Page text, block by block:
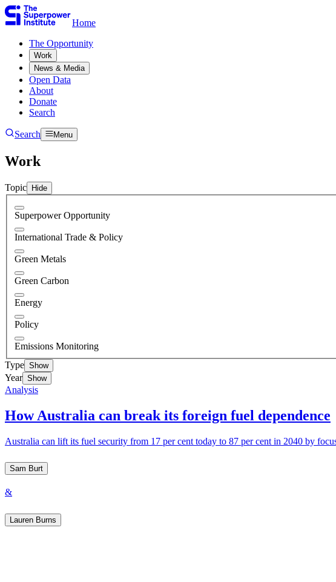
Home
The Opportunity​​​​‌ ‍ ​‍​‍‌‍ ‌ ​‍‌‍‍‌‌‍‌ ‌‍‍‌‌‍ ‍​‍​‍​ ‍‍​‍​‍‌ ​ ‌‍​‌‌‍ ‍‌‍‍‌‌ ‌​‌ ‍‌​‍ ‍‌‍‍‌‌‍ ​‍​‍​‍ ​​‍​‍‌‍‍​‌ ​‍‌‍‌‌‌‍‌‍​‍​‍​ ‍‍​‍​‍‌‍‍​‌ ‌​‌ ‌​‌ ​​​ ‍‍​‍ ​‍ ‌‍ ​‌‍ ‌‍​ ‌‍​‌‌‍ ​‌‍‍​‌‍ ‌ ​ ‌ ‌​​ ‍‍​ ​ ​ ​ ​ ​ ​ ​ ​‍ ‌‍‍‌‌‍ ‍‌ ‌​‌‍‌‌‌‍ ‍‌ ‌​​‍ ‌‍‌‌‌‍‌​‌‍‍‌‌ ‌​​‍ ‌‍ ‌‌‍ ‌‍‌​‌‍‌‌​ ‌‌ ​​‌ ​‍‌‍‌‌‌ ​ ‌‍‌‌‌‍ ‍‌ ‌​‌‍​‌‌ ‌​‌‍‍‌‌‍ ‌‍ ‍​ ‍ ‌‍‍‌‌‍‌​​ ‌​ ​‍​ ‌‍​ ‌‌​ ‌‍​ ​​‌‍‌‌​ ‍​​ ​​​‍ ‌​ ‌ ​ ‌​​ ‌‍​ ‌‌​‍ ‌​ ‌​​ ‍​​ ​ ​ ‍‌​‍ ‌​ ‍​​ ‌‍​ ​‍​ ‍‌​‍ ‌​ ‌‌​ ‌‌​ ‌ ​ ​‍‌‍‌‍​ ‍​​ ​‍​ ‍‌​ ‌‌​ ‍​​ ​​‌‍‌‌​ ‍ ‌ ‌​‌ ‍‌‌ ​​‌‍‌‌​ ‌‌ ​ ‌‍‌‌‌ ‌​‌ ‌​‌‍‍‌‌‍ ‍‌‍‌ ‌ ​ ​ ‍ ‌ ​​‌‍​‌‌ ‌​‌‍‍​​ ‌‌ ​ ‌‍‍‌‌ ‌​‌‍‌‌‌​ ‍‌‍​‌‌ ‌‍‌​‍‌‌ ‌​‌‍‌‌‌‍ ‌‌ ​ ​‍‌‌​ ‌‌‌​​‍‌‌ ‌‍‍ ‌‍‌‌‌ ‍‌​‍‌‌​ ​ ‌​‌​​‍‌‌​ ​ ‌​‌​​‍‌‌​ ​‍​ ​‍‌‍‌‌‌‍​‍‌‍‌‌‌‍​ ‌‍​‍‌‍​‌​ ​​​ ​​​ ​​​ ‌​​ ​​‌‍​ ​‍‌‌​ ​‍​ ​‍​‍‌‌​ ‌‌‌​‌​​‍ ‍‌‍ ​‌‍​‌‌‍​‍‌‍‌‌‌‍ ​​ ‌‍​‍‌‍​‌‌ ​ ‌‍‌‌‌‌‌‌‌ ​‍‌‍ ​​ ‌‌‍‍​‌ ‌​‌ ‌​‌ ​​​‍‌‌​ ​ ‌​​‌​‍‌‌​ ​‍‌​‌‍​‍‌‌​ ​‍‌​‌‍‌‍ ​‌‍ ‌‍​ ‌‍​‌‌‍ ​‌‍‍​‌‍ ‌ ​ ‌ ‌​​‍‌‌​ ​ ‌​​‌​ ​ ​ ​ ​ ​ ​ ​ ​‍‌‍‌‍‍‌‌‍‌​​ ‌​ ​‍​ ‌‍​ ‌‌​ ‌‍​ ​​‌‍‌‌​ ‍​​ ​​​‍ ‌​ ‌ ​ ‌​​ ‌‍​ ‌‌​‍ ‌​ ‌​​ ‍​​ ​ ​ ‍‌​‍ ‌​ ‍​​ ‌‍​ ​‍​ ‍‌​‍ ‌​ ‌‌​ ‌‌​ ‌ ​ ​‍‌‍‌‍​ ‍​​ ​‍​ ‍‌​ ‌‌​ ‍​​ ​​‌‍‌‌​‍‌‍‌ ‌​‌ ‍‌‌ ​​‌‍‌‌​ ‌‌ ​ ‌‍‌‌‌ ‌​‌ ‌​‌‍‍‌‌‍ ‍‌‍‌ ‌ ​ ​‍‌‍‌ ​​‌‍​‌‌ ‌​‌‍‍​​ ‌‌ ​ ‌‍‍‌‌ ‌​‌‍‌‌‌​ ‍‌‍​‌‌ ‌‍‌​‍‌‌ ‌​‌‍‌‌‌‍ ‌‌ ​ ​‍‌‌​ ‌‌‌​​‍‌‌ ‌‍‍ ‌‍‌‌‌ ‍‌​‍‌‌​ ​ ‌​‌​​‍‌‌​ ​ ‌​‌​​‍‌‌​ ​‍​ ​‍‌‍‌‌‌‍​‍‌‍‌‌‌‍​ ‌‍​‍‌‍​‌​ ​​​ ​​​ ​​​ ‌​​ ​​‌‍​ ​‍‌‌​ ​‍​ ​‍​‍‌‌​ ‌‌‌​‌​​‍ ‍‌‍ ​‌‍​‌‌‍​‍‌‍‌‌‌‍ ​​‍‌‍‌ ​​‌‍‌‌‌ ​‍‌ ​ ‌ ​​‌‍‌‌‌‍​ ‌ ‌​‌‍‍‌‌ ‌‍‌‍‌‌​ ‌‌ ​​‌ ‌‌‌‍​‍‌‍ ​‌‍‍‌‌ ​ ‌‍‍​‌‍‌‌‌‍‌​​‍​‍‌ ‌
Work​​​​‌ ‍ ​‍​‍‌‍ ‌ ​‍‌‍‍‌‌‍‌ ‌‍‍‌‌‍ ‍​‍​‍​ ‍‍​‍​‍‌ ​ ‌‍​‌‌‍ ‍‌‍‍‌‌ ‌​‌ ‍‌​‍ ‍‌‍‍‌‌‍ ​‍​‍​‍ ​​‍​‍‌‍‍​‌ ​‍‌‍‌‌‌‍‌‍​‍​‍​ ‍‍​‍​‍‌‍‍​‌ ‌​‌ ‌​‌ ​​​ ‍‍​‍ ​‍ ‌‍ ​‌‍ ‌‍​ ‌‍​‌‌‍ ​‌‍‍​‌‍ ‌ ​ ‌ ‌​​ ‍‍​ ​ ​ ​ ​ ​ ​ ​ ​‍ ‌‍‍‌‌‍ ‍‌ ‌​‌‍‌‌‌‍ ‍‌ ‌​​‍ ‌‍‌‌‌‍‌​‌‍‍‌‌ ‌​​‍ ‌‍ ‌‌‍ ‌‍‌​‌‍‌‌​ ‌‌ ​​‌ ​‍‌‍‌‌‌ ​ ‌‍‌‌‌‍ ‍‌ ‌​‌‍​‌‌ ‌​‌‍‍‌‌‍ ‌‍ ‍​ ‍ ‌‍‍‌‌‍‌​​ ‌​ ​‍​ ‌‍​ ‌‌​ ‌‍​ ​​‌‍‌‌​ ‍​​ ​​​‍ ‌​ ‌ ​ ‌​​ ‌‍​ ‌‌​‍ ‌​ ‌​​ ‍​​ ​ ​ ‍‌​‍ ‌​ ‍​​ ‌‍​ ​‍​ ‍‌​‍ ‌​ ‌‌​ ‌‌​ ‌ ​ ​‍‌‍‌‍​ ‍​​ ​‍​ ‍‌​ ‌‌​ ‍​​ ​​‌‍‌‌​ ‍ ‌ ‌​‌ ‍‌‌ ​​‌‍‌‌​ ‌‌ ​ ‌‍‌‌‌ ‌​‌ ‌​‌‍‍‌‌‍ ‍‌‍‌ ‌ ​ ​ ‍ ‌ ​​‌‍​‌‌ ‌​‌‍‍​​ ‌‌ ​ ‌‍‍‌‌ ‌​‌‍‌‌‌​ ‍‌‍​‌‌ ‌‍‌​‍‌‌ ‌​‌‍‌‌‌‍ ‌‌ ​ ​‍‌‌​ ‌‌‌​​‍‌‌ ‌‍‍ ‌‍‌‌‌ ‍‌​‍‌‌​ ​ ‌​‌​​‍‌‌​ ​ ‌​‌​​‍‌‌​ ​‍​ ​‍​ ‌‌​ ​​‌‍‌‍‌‍​‌‌‍‌​​ ‌‌​ ‌ ‌‍‌‍​ ‌ ‌‍​‌‌‍‌‌​ ​‍​ ‌ ​ ‌​‌‍‌‌​ ‍‌‌‍​ ​ ​​‌‍‌​​ ‍‌​ ​ ​ ‌‌​ ‌‌​ ​‍​ ‌ ​ ‌ ​ ‌‌‌‍‌​‌‍​‌​ ‍‌​ ​​​ ‌ ​‍‌‌​ ​‍​ ​‍​‍‌‌​ ‌‌‌​‌​​‍ ‍‌‍ ​‌‍​‌‌‍​‍‌‍‌‌‌‍ ​​ ‌‍​‍‌‍​‌‌ ​ ‌‍‌‌‌‌‌‌‌ ​‍‌‍ ​​ ‌‌‍‍​‌ ‌​‌ ‌​‌ ​​​‍‌‌​ ​ ‌​​‌​‍‌‌​ ​‍‌​‌‍​‍‌‌​ ​‍‌​‌‍‌‍ ​‌‍ ‌‍​ ‌‍​‌‌‍ ​‌‍‍​‌‍ ‌ ​ ‌ ‌​​‍‌‌​ ​ ‌​​‌​ ​ ​ ​ ​ ​ ​ ​ ​‍‌‍‌‍‍‌‌‍‌​​ ‌​ ​‍​ ‌‍​ ‌‌​ ‌‍​ ​​‌‍‌‌​ ‍​​ ​​​‍ ‌​ ‌ ​ ‌​​ ‌‍​ ‌‌​‍ ‌​ ‌​​ ‍​​ ​ ​ ‍‌​‍ ‌​ ‍​​ ‌‍​ ​‍​ ‍‌​‍ ‌​ ‌‌​ ‌‌​ ‌ ​ ​‍‌‍‌‍​ ‍​​ ​‍​ ‍‌​ ‌‌​ ‍​​ ​​‌‍‌‌​‍‌‍‌ ‌​‌ ‍‌‌ ​​‌‍‌‌​ ‌‌ ​ ‌‍‌‌‌ ‌​‌ ‌​‌‍‍‌‌‍ ‍‌‍‌ ‌ ​ ​‍‌‍‌ ​​‌‍​‌‌ ‌​‌‍‍​​ ‌‌ ​ ‌‍‍‌‌ ‌​‌‍‌‌‌​ ‍‌‍​‌‌ ‌‍‌​‍‌‌ ‌​‌‍‌‌‌‍ ‌‌ ​ ​‍‌‌​ ‌‌‌​​‍‌‌ ‌‍‍ ‌‍‌‌‌ ‍‌​‍‌‌​ ​ ‌​‌​​‍‌‌​ ​ ‌​‌​​‍‌‌​ ​‍​ ​‍​ ‌‌​ ​​‌‍‌‍‌‍​‌‌‍‌​​ ‌‌​ ‌ ‌‍‌‍​ ‌ ‌‍​‌‌‍‌‌​ ​‍​ ‌ ​ ‌​‌‍‌‌​ ‍‌‌‍​ ​ ​​‌‍‌​​ ‍‌​ ​ ​ ‌‌​ ‌‌​ ​‍​ ‌ ​ ‌ ​ ‌‌‌‍‌​‌‍​‌​ ‍‌​ ​​​ ‌ ​‍‌‌​ ​‍​ ​‍​‍‌‌​ ‌‌‌​‌​​‍ ‍‌‍ ​‌‍​‌‌‍​‍‌‍‌‌‌‍ ​​‍‌‍‌ ​​‌‍‌‌‌ ​‍‌ ​ ‌ ​​‌‍‌‌‌‍​ ‌ ‌​‌‍‍‌‌ ‌‍‌‍‌‌​ ‌‌ ​​‌ ‌‌‌‍​‍‌‍ ​‌‍‍‌‌ ​ ‌‍‍​‌‍‌‌‌‍‌​​‍​‍‌ ‌
News & Media​​​​‌ ‍ ​‍​‍‌‍ ‌ ​‍‌‍‍‌‌‍‌ ‌‍‍‌‌‍ ‍​‍​‍​ ‍‍​‍​‍‌ ​ ‌‍​‌‌‍ ‍‌‍‍‌‌ ‌​‌ ‍‌​‍ ‍‌‍‍‌‌‍ ​‍​‍​‍ ​​‍​‍‌‍‍​‌ ​‍‌‍‌‌‌‍‌‍​‍​‍​ ‍‍​‍​‍‌‍‍​‌ ‌​‌ ‌​‌ ​​​ ‍‍​‍ ​‍ ‌‍ ​‌‍ ‌‍​ ‌‍​‌‌‍ ​‌‍‍​‌‍ ‌ ​ ‌ ‌​​ ‍‍​ ​ ​ ​ ​ ​ ​ ​ ​‍ ‌‍‍‌‌‍ ‍‌ ‌​‌‍‌‌‌‍ ‍‌ ‌​​‍ ‌‍‌‌‌‍‌​‌‍‍‌‌ ‌​​‍ ‌‍ ‌‌‍ ‌‍‌​‌‍‌‌​ ‌‌ ​​‌ ​‍‌‍‌‌‌ ​ ‌‍‌‌‌‍ ‍‌ ‌​‌‍​‌‌ ‌​‌‍‍‌‌‍ ‌‍ ‍​ ‍ ‌‍‍‌‌‍‌​​ ‌​ ​‍​ ‌‍​ ‌‌​ ‌‍​ ​​‌‍‌‌​ ‍​​ ​​​‍ ‌​ ‌ ​ ‌​​ ‌‍​ ‌‌​‍ ‌​ ‌​​ ‍​​ ​ ​ ‍‌​‍ ‌​ ‍​​ ‌‍​ ​‍​ ‍‌​‍ ‌​ ‌‌​ ‌‌​ ‌ ​ ​‍‌‍‌‍​ ‍​​ ​‍​ ‍‌​ ‌‌​ ‍​​ ​​‌‍‌‌​ ‍ ‌ ‌​‌ ‍‌‌ ​​‌‍‌‌​ ‌‌ ​ ‌‍‌‌‌ ‌​‌ ‌​‌‍‍‌‌‍ ‍‌‍‌ ‌ ​ ​ ‍ ‌ ​​‌‍​‌‌ ‌​‌‍‍​​ ‌‌ ​ ‌‍‍‌‌ ‌​‌‍‌‌‌​ ‍‌‍​‌‌ ‌‍‌​‍‌‌ ‌​‌‍‌‌‌‍ ‌‌ ​ ​‍‌‌​ ‌‌‌​​‍‌‌ ‌‍‍ ‌‍‌‌‌ ‍‌​‍‌‌​ ​ ‌​‌​​‍‌‌​ ​ ‌​‌​​‍‌‌​ ​‍​ ​‍​ ​​​ ​ ​ ‌‌​ ‍‌​ ‌‍‌‍‌‌‌‍‌​‌‍‌‌​ ‍​​ ​​​ ‌ ​ ‌‌​‍‌‌​ ​‍​ ​‍​‍‌‌​ ‌‌‌​‌​​‍ ‍‌‍ ​‌‍​‌‌‍​‍‌‍‌‌‌‍ ​​ ‌‍​‍‌‍​‌‌ ​ ‌‍‌‌‌‌‌‌‌ ​‍‌‍ ​​ ‌‌‍‍​‌ ‌​‌ ‌​‌ ​​​‍‌‌​ ​ ‌​​‌​‍‌‌​ ​‍‌​‌‍​‍‌‌​ ​‍‌​‌‍‌‍ ​‌‍ ‌‍​ ‌‍​‌‌‍ ​‌‍‍​‌‍ ‌ ​ ‌ ‌​​‍‌‌​ ​ ‌​​‌​ ​ ​ ​ ​ ​ ​ ​ ​‍‌‍‌‍‍‌‌‍‌​​ ‌​ ​‍​ ‌‍​ ‌‌​ ‌‍​ ​​‌‍‌‌​ ‍​​ ​​​‍ ‌​ ‌ ​ ‌​​ ‌‍​ ‌‌​‍ ‌​ ‌​​ ‍​​ ​ ​ ‍‌​‍ ‌​ ‍​​ ‌‍​ ​‍​ ‍‌​‍ ‌​ ‌‌​ ‌‌​ ‌ ​ ​‍‌‍‌‍​ ‍​​ ​‍​ ‍‌​ ‌‌​ ‍​​ ​​‌‍‌‌​‍‌‍‌ ‌​‌ ‍‌‌ ​​‌‍‌‌​ ‌‌ ​ ‌‍‌‌‌ ‌​‌ ‌​‌‍‍‌‌‍ ‍‌‍‌ ‌ ​ ​‍‌‍‌ ​​‌‍​‌‌ ‌​‌‍‍​​ ‌‌ ​ ‌‍‍‌‌ ‌​‌‍‌‌‌​ ‍‌‍​‌‌ ‌‍‌​‍‌‌ ‌​‌‍‌‌‌‍ ‌‌ ​ ​‍‌‌​ ‌‌‌​​‍‌‌ ‌‍‍ ‌‍‌‌‌ ‍‌​‍‌‌​ ​ ‌​‌​​‍‌‌​ ​ ‌​‌​​‍‌‌​ ​‍​ ​‍​ ​​​ ​ ​ ‌‌​ ‍‌​ ‌‍‌‍‌‌‌‍‌​‌‍‌‌​ ‍​​ ​​​ ‌ ​ ‌‌​‍‌‌​ ​‍​ ​‍​‍‌‌​ ‌‌‌​‌​​‍ ‍‌‍ ​‌‍​‌‌‍​‍‌‍‌‌‌‍ ​​‍‌‍‌ ​​‌‍‌‌‌ ​‍‌ ​ ‌ ​​‌‍‌‌‌‍​ ‌ ‌​‌‍‍‌‌ ‌‍‌‍‌‌​ ‌‌ ​​‌ ‌‌‌‍​‍‌‍ ​‌‍‍‌‌ ​ ‌‍‍​‌‍‌‌‌‍‌​​‍​‍‌ ‌
Open Data​​​​‌ ‍ ​‍​‍‌‍ ‌ ​‍‌‍‍‌‌‍‌ ‌‍‍‌‌‍ ‍​‍​‍​ ‍‍​‍​‍‌ ​ ‌‍​‌‌‍ ‍‌‍‍‌‌ ‌​‌ ‍‌​‍ ‍‌‍‍‌‌‍ ​‍​‍​‍ ​​‍​‍‌‍‍​‌ ​‍‌‍‌‌‌‍‌‍​‍​‍​ ‍‍​‍​‍‌‍‍​‌ ‌​‌ ‌​‌ ​​​ ‍‍​‍ ​‍ ‌‍ ​‌‍ ‌‍​ ‌‍​‌‌‍ ​‌‍‍​‌‍ ‌ ​ ‌ ‌​​ ‍‍​ ​ ​ ​ ​ ​ ​ ​ ​‍ ‌‍‍‌‌‍ ‍‌ ‌​‌‍‌‌‌‍ ‍‌ ‌​​‍ ‌‍‌‌‌‍‌​‌‍‍‌‌ ‌​​‍ ‌‍ ‌‌‍ ‌‍‌​‌‍‌‌​ ‌‌ ​​‌ ​‍‌‍‌‌‌ ​ ‌‍‌‌‌‍ ‍‌ ‌​‌‍​‌‌ ‌​‌‍‍‌‌‍ ‌‍ ‍​ ‍ ‌‍‍‌‌‍‌​​ ‌​ ​‍​ ‌‍​ ‌‌​ ‌‍​ ​​‌‍‌‌​ ‍​​ ​​​‍ ‌​ ‌ ​ ‌​​ ‌‍​ ‌‌​‍ ‌​ ‌​​ ‍​​ ​ ​ ‍‌​‍ ‌​ ‍​​ ‌‍​ ​‍​ ‍‌​‍ ‌​ ‌‌​ ‌‌​ ‌ ​ ​‍‌‍‌‍​ ‍​​ ​‍​ ‍‌​ ‌‌​ ‍​​ ​​‌‍‌‌​ ‍ ‌ ‌​‌ ‍‌‌ ​​‌‍‌‌​ ‌‌ ​ ‌‍‌‌‌ ‌​‌ ‌​‌‍‍‌‌‍ ‍‌‍‌ ‌ ​ ​ ‍ ‌ ​​‌‍​‌‌ ‌​‌‍‍​​ ‌‌ ​ ‌‍‍‌‌ ‌​‌‍‌‌‌​ ‍‌‍​‌‌ ‌‍‌​‍‌‌ ‌​‌‍‌‌‌‍ ‌‌ ​ ​‍‌‌​ ‌‌‌​​‍‌‌ ‌‍‍ ‌‍‌‌‌ ‍‌​‍‌‌​ ​ ‌​‌​​‍‌‌​ ​ ‌​‌​​‍‌‌​ ​‍​ ​‍​ ‍​‌‍‌‍‌‍‌​​ ​ ​ ‍​‌‍​‍‌‍‌‌‌‍​ ​ ​‍‌‍​‍​ ‍‌​ ​ ​‍‌‌​ ​‍​ ​‍​‍‌‌​ ‌‌‌​‌​​‍ ‍‌‍ ​‌‍​‌‌‍​‍‌‍‌‌‌‍ ​​ ‌‍​‍‌‍​‌‌ ​ ‌‍‌‌‌‌‌‌‌ ​‍‌‍ ​​ ‌‌‍‍​‌ ‌​‌ ‌​‌ ​​​‍‌‌​ ​ ‌​​‌​‍‌‌​ ​‍‌​‌‍​‍‌‌​ ​‍‌​‌‍‌‍ ​‌‍ ‌‍​ ‌‍​‌‌‍ ​‌‍‍​‌‍ ‌ ​ ‌ ‌​​‍‌‌​ ​ ‌​​‌​ ​ ​ ​ ​ ​ ​ ​ ​‍‌‍‌‍‍‌‌‍‌​​ ‌​ ​‍​ ‌‍​ ‌‌​ ‌‍​ ​​‌‍‌‌​ ‍​​ ​​​‍ ‌​ ‌ ​ ‌​​ ‌‍​ ‌‌​‍ ‌​ ‌​​ ‍​​ ​ ​ ‍‌​‍ ‌​ ‍​​ ‌‍​ ​‍​ ‍‌​‍ ‌​ ‌‌​ ‌‌​ ‌ ​ ​‍‌‍‌‍​ ‍​​ ​‍​ ‍‌​ ‌‌​ ‍​​ ​​‌‍‌‌​‍‌‍‌ ‌​‌ ‍‌‌ ​​‌‍‌‌​ ‌‌ ​ ‌‍‌‌‌ ‌​‌ ‌​‌‍‍‌‌‍ ‍‌‍‌ ‌ ​ ​‍‌‍‌ ​​‌‍​‌‌ ‌​‌‍‍​​ ‌‌ ​ ‌‍‍‌‌ ‌​‌‍‌‌‌​ ‍‌‍​‌‌ ‌‍‌​‍‌‌ ‌​‌‍‌‌‌‍ ‌‌ ​ ​‍‌‌​ ‌‌‌​​‍‌‌ ‌‍‍ ‌‍‌‌‌ ‍‌​‍‌‌​ ​ ‌​‌​​‍‌‌​ ​ ‌​‌​​‍‌‌​ ​‍​ ​‍​ ‍​‌‍‌‍‌‍‌​​ ​ ​ ‍​‌‍​‍‌‍‌‌‌‍​ ​ ​‍‌‍​‍​ ‍‌​ ​ ​‍‌‌​ ​‍​ ​‍​‍‌‌​ ‌‌‌​‌​​‍ ‍‌‍ ​‌‍​‌‌‍​‍‌‍‌‌‌‍ ​​‍‌‍‌ ​​‌‍‌‌‌ ​‍‌ ​ ‌ ​​‌‍‌‌‌‍​ ‌ ‌​‌‍‍‌‌ ‌‍‌‍‌‌​ ‌‌ ​​‌ ‌‌‌‍​‍‌‍ ​‌‍‍‌‌ ​ ‌‍‍​‌‍‌‌‌‍‌​​‍​‍‌ ‌
About​​​​‌ ‍ ​‍​‍‌‍ ‌ ​‍‌‍‍‌‌‍‌ ‌‍‍‌‌‍ ‍​‍​‍​ ‍‍​‍​‍‌ ​ ‌‍​‌‌‍ ‍‌‍‍‌‌ ‌​‌ ‍‌​‍ ‍‌‍‍‌‌‍ ​‍​‍​‍ ​​‍​‍‌‍‍​‌ ​‍‌‍‌‌‌‍‌‍​‍​‍​ ‍‍​‍​‍‌‍‍​‌ ‌​‌ ‌​‌ ​​​ ‍‍​‍ ​‍ ‌‍ ​‌‍ ‌‍​ ‌‍​‌‌‍ ​‌‍‍​‌‍ ‌ ​ ‌ ‌​​ ‍‍​ ​ ​ ​ ​ ​ ​ ​ ​‍ ‌‍‍‌‌‍ ‍‌ ‌​‌‍‌‌‌‍ ‍‌ ‌​​‍ ‌‍‌‌‌‍‌​‌‍‍‌‌ ‌​​‍ ‌‍ ‌‌‍ ‌‍‌​‌‍‌‌​ ‌‌ ​​‌ ​‍‌‍‌‌‌ ​ ‌‍‌‌‌‍ ‍‌ ‌​‌‍​‌‌ ‌​‌‍‍‌‌‍ ‌‍ ‍​ ‍ ‌‍‍‌‌‍‌​​ ‌​ ​‍​ ‌‍​ ‌‌​ ‌‍​ ​​‌‍‌‌​ ‍​​ ​​​‍ ‌​ ‌ ​ ‌​​ ‌‍​ ‌‌​‍ ‌​ ‌​​ ‍​​ ​ ​ ‍‌​‍ ‌​ ‍​​ ‌‍​ ​‍​ ‍‌​‍ ‌​ ‌‌​ ‌‌​ ‌ ​ ​‍‌‍‌‍​ ‍​​ ​‍​ ‍‌​ ‌‌​ ‍​​ ​​‌‍‌‌​ ‍ ‌ ‌​‌ ‍‌‌ ​​‌‍‌‌​ ‌‌ ​ ‌‍‌‌‌ ‌​‌ ‌​‌‍‍‌‌‍ ‍‌‍‌ ‌ ​ ​ ‍ ‌ ​​‌‍​‌‌ ‌​‌‍‍​​ ‌‌ ​ ‌‍‍‌‌ ‌​‌‍‌‌‌​ ‍‌‍​‌‌ ‌‍‌​‍‌‌ ‌​‌‍‌‌‌‍ ‌‌ ​ ​‍‌‌​ ‌‌‌​​‍‌‌ ‌‍‍ ‌‍‌‌‌ ‍‌​‍‌‌​ ​ ‌​‌​​‍‌‌​ ​ ‌​‌​​‍‌‌​ ​‍​ ​‍​ ‌‍​ ​ ‌‍‌‌‌‍​‌‌‍​‍‌‍‌​‌‍‌‌​ ​​​ ‌‍​ ‌ ​ ‌ ​ ‌‌​‍‌‌​ ​‍​ ​‍​‍‌‌​ ‌‌‌​‌​​‍ ‍‌‍ ​‌‍​‌‌‍​‍‌‍‌‌‌‍ ​​ ‌‍​‍‌‍​‌‌ ​ ‌‍‌‌‌‌‌‌‌ ​‍‌‍ ​​ ‌‌‍‍​‌ ‌​‌ ‌​‌ ​​​‍‌‌​ ​ ‌​​‌​‍‌‌​ ​‍‌​‌‍​‍‌‌​ ​‍‌​‌‍‌‍ ​‌‍ ‌‍​ ‌‍​‌‌‍ ​‌‍‍​‌‍ ‌ ​ ‌ ‌​​‍‌‌​ ​ ‌​​‌​ ​ ​ ​ ​ ​ ​ ​ ​‍‌‍‌‍‍‌‌‍‌​​ ‌​ ​‍​ ‌‍​ ‌‌​ ‌‍​ ​​‌‍‌‌​ ‍​​ ​​​‍ ‌​ ‌ ​ ‌​​ ‌‍​ ‌‌​‍ ‌​ ‌​​ ‍​​ ​ ​ ‍‌​‍ ‌​ ‍​​ ‌‍​ ​‍​ ‍‌​‍ ‌​ ‌‌​ ‌‌​ ‌ ​ ​‍‌‍‌‍​ ‍​​ ​‍​ ‍‌​ ‌‌​ ‍​​ ​​‌‍‌‌​‍‌‍‌ ‌​‌ ‍‌‌ ​​‌‍‌‌​ ‌‌ ​ ‌‍‌‌‌ ‌​‌ ‌​‌‍‍‌‌‍ ‍‌‍‌ ‌ ​ ​‍‌‍‌ ​​‌‍​‌‌ ‌​‌‍‍​​ ‌‌ ​ ‌‍‍‌‌ ‌​‌‍‌‌‌​ ‍‌‍​‌‌ ‌‍‌​‍‌‌ ‌​‌‍‌‌‌‍ ‌‌ ​ ​‍‌‌​ ‌‌‌​​‍‌‌ ‌‍‍ ‌‍‌‌‌ ‍‌​‍‌‌​ ​ ‌​‌​​‍‌‌​ ​ ‌​‌​​‍‌‌​ ​‍​ ​‍​ ‌‍​ ​ ‌‍‌‌‌‍​‌‌‍​‍‌‍‌​‌‍‌‌​ ​​​ ‌‍​ ‌ ​ ‌ ​ ‌‌​‍‌‌​ ​‍​ ​‍​‍‌‌​ ‌‌‌​‌​​‍ ‍‌‍ ​‌‍​‌‌‍​‍‌‍‌‌‌‍ ​​‍‌‍‌ ​​‌‍‌‌‌ ​‍‌ ​ ‌ ​​‌‍‌‌‌‍​ ‌ ‌​‌‍‍‌‌ ‌‍‌‍‌‌​ ‌‌ ​​‌ ‌‌‌‍​‍‌‍ ​‌‍‍‌‌ ​ ‌‍‍​‌‍‌‌‌‍‌​​‍​‍‌ ‌
Donate​​​​‌ ‍ ​‍​‍‌‍ ‌ ​‍‌‍‍‌‌‍‌ ‌‍‍‌‌‍ ‍​‍​‍​ ‍‍​‍​‍‌ ​ ‌‍​‌‌‍ ‍‌‍‍‌‌ ‌​‌ ‍‌​‍ ‍‌‍‍‌‌‍ ​‍​‍​‍ ​​‍​‍‌‍‍​‌ ​‍‌‍‌‌‌‍‌‍​‍​‍​ ‍‍​‍​‍‌‍‍​‌ ‌​‌ ‌​‌ ​​​ ‍‍​‍ ​‍ ‌‍ ​‌‍ ‌‍​ ‌‍​‌‌‍ ​‌‍‍​‌‍ ‌ ​ ‌ ‌​​ ‍‍​ ​ ​ ​ ​ ​ ​ ​ ​‍ ‌‍‍‌‌‍ ‍‌ ‌​‌‍‌‌‌‍ ‍‌ ‌​​‍ ‌‍‌‌‌‍‌​‌‍‍‌‌ ‌​​‍ ‌‍ ‌‌‍ ‌‍‌​‌‍‌‌​ ‌‌ ​​‌ ​‍‌‍‌‌‌ ​ ‌‍‌‌‌‍ ‍‌ ‌​‌‍​‌‌ ‌​‌‍‍‌‌‍ ‌‍ ‍​ ‍ ‌‍‍‌‌‍‌​​ ‌​ ​‍​ ‌‍​ ‌‌​ ‌‍​ ​​‌‍‌‌​ ‍​​ ​​​‍ ‌​ ‌ ​ ‌​​ ‌‍​ ‌‌​‍ ‌​ ‌​​ ‍​​ ​ ​ ‍‌​‍ ‌​ ‍​​ ‌‍​ ​‍​ ‍‌​‍ ‌​ ‌‌​ ‌‌​ ‌ ​ ​‍‌‍‌‍​ ‍​​ ​‍​ ‍‌​ ‌‌​ ‍​​ ​​‌‍‌‌​ ‍ ‌ ‌​‌ ‍‌‌ ​​‌‍‌‌​ ‌‌ ​ ‌‍‌‌‌ ‌​‌ ‌​‌‍‍‌‌‍ ‍‌‍‌ ‌ ​ ​ ‍ ‌ ​​‌‍​‌‌ ‌​‌‍‍​​ ‌‌ ​ ‌‍‍‌‌ ‌​‌‍‌‌‌​ ‍‌‍​‌‌ ‌‍‌​‍‌‌ ‌​‌‍‌‌‌‍ ‌‌ ​ ​‍‌‌​ ‌‌‌​​‍‌‌ ‌‍‍ ‌‍‌‌‌ ‍‌​‍‌‌​ ​ ‌​‌​​‍‌‌​ ​ ‌​‌​​‍‌‌​ ​‍​ ​‍​ ‌​​ ‍‌​ ‌‍​ ​ ​ ‍​‌‍​ ​ ‌‌​ ​‍‌‍‌‌​ ​‍​ ‌‌‌‍‌‌​‍‌‌​ ​‍​ ​‍​‍‌‌​ ‌‌‌​‌​​‍ ‍‌‍ ​‌‍​‌‌‍​‍‌‍‌‌‌‍ ​​ ‌‍​‍‌‍​‌‌ ​ ‌‍‌‌‌‌‌‌‌ ​‍‌‍ ​​ ‌‌‍‍​‌ ‌​‌ ‌​‌ ​​​‍‌‌​ ​ ‌​​‌​‍‌‌​ ​‍‌​‌‍​‍‌‌​ ​‍‌​‌‍‌‍ ​‌‍ ‌‍​ ‌‍​‌‌‍ ​‌‍‍​‌‍ ‌ ​ ‌ ‌​​‍‌‌​ ​ ‌​​‌​ ​ ​ ​ ​ ​ ​ ​ ​‍‌‍‌‍‍‌‌‍‌​​ ‌​ ​‍​ ‌‍​ ‌‌​ ‌‍​ ​​‌‍‌‌​ ‍​​ ​​​‍ ‌​ ‌ ​ ‌​​ ‌‍​ ‌‌​‍ ‌​ ‌​​ ‍​​ ​ ​ ‍‌​‍ ‌​ ‍​​ ‌‍​ ​‍​ ‍‌​‍ ‌​ ‌‌​ ‌‌​ ‌ ​ ​‍‌‍‌‍​ ‍​​ ​‍​ ‍‌​ ‌‌​ ‍​​ ​​‌‍‌‌​‍‌‍‌ ‌​‌ ‍‌‌ ​​‌‍‌‌​ ‌‌ ​ ‌‍‌‌‌ ‌​‌ ‌​‌‍‍‌‌‍ ‍‌‍‌ ‌ ​ ​‍‌‍‌ ​​‌‍​‌‌ ‌​‌‍‍​​ ‌‌ ​ ‌‍‍‌‌ ‌​‌‍‌‌‌​ ‍‌‍​‌‌ ‌‍‌​‍‌‌ ‌​‌‍‌‌‌‍ ‌‌ ​ ​‍‌‌​ ‌‌‌​​‍‌‌ ‌‍‍ ‌‍‌‌‌ ‍‌​‍‌‌​ ​ ‌​‌​​‍‌‌​ ​ ‌​‌​​‍‌‌​ ​‍​ ​‍​ ‌​​ ‍‌​ ‌‍​ ​ ​ ‍​‌‍​ ​ ‌‌​ ​‍‌‍‌‌​ ​‍​ ‌‌‌‍‌‌​‍‌‌​ ​‍​ ​‍​‍‌‌​ ‌‌‌​‌​​‍ ‍‌‍ ​‌‍​‌‌‍​‍‌‍‌‌‌‍ ​​‍‌‍‌ ​​‌‍‌‌‌ ​‍‌ ​ ‌ ​​‌‍‌‌‌‍​ ‌ ‌​‌‍‍‌‌ ‌‍‌‍‌‌​ ‌‌ ​​‌ ‌‌‌‍​‍‌‍ ​‌‍‍‌‌ ​ ‌‍‍​‌‍‌‌‌‍‌​​‍​‍‌ ‌
Search
Search Menu
Work
Topic Hide
Superpower Opportunity​​​​‌ ‍ ​‍​‍‌‍ ‌ ​‍‌‍‍‌‌‍‌ ‌‍‍‌‌‍ ‍​‍​‍​ ‍‍​‍​‍‌ ​ ‌‍​‌‌‍ ‍‌‍‍‌‌ ‌​‌ ‍‌​‍ ‍‌‍‍‌‌‍ ​‍​‍​‍ ​​‍​‍‌‍‍​‌ ​‍‌‍‌‌‌‍‌‍​‍​‍​ ‍‍​‍​‍‌‍‍​‌ ‌​‌ ‌​‌ ​​​ ‍‍​‍ ​‍ ‌‍ ​‌‍ ‌‍​ ‌‍​‌‌‍ ​‌‍‍​‌‍ ‌ ​ ‌ ‌​​ ‍‍​ ​ ​ ​ ​ ​ ​ ​ ​‍ ‌‍‍‌‌‍ ‍‌ ‌​‌‍‌‌‌‍ ‍‌ ‌​​‍ ‌‍‌‌‌‍‌​‌‍‍‌‌ ‌​​‍ ‌‍ ‌‌‍ ‌‍‌​‌‍‌‌​ ‌‌ ​​‌ ​‍‌‍‌‌‌ ​ ‌‍‌‌‌‍ ‍‌ ‌​‌‍​‌‌ ‌​‌‍‍‌‌‍ ‌‍ ‍​ ‍ ‌‍‍‌‌‍‌​​ ‌​ ​‌​ ​‌​ ‌‌​ ‌‌‌‍​‍‌‍​‍​ ‌‌‌‍​‍​‍ ‌‌‍​ ​ ‌‌​ ​‌​ ‍‌​‍ ‌​ ‌​‌‍​ ​ ‌‍‌‍​‍​‍ ‌‌‍​‍​ ‍​​ ‌‍​ ‌​​‍ ‌​ ‌‍​ ‍​​ ‌‌‌‍‌​​ ​​‌‍​ ​ ‍​‌‍​‍‌‍​ ​ ‌ ‌‍‌‌​ ‌​​ ‍ ‌ ‌​‌ ‍‌‌ ​​‌‍‌‌​ ‌‌ ‌​‌‍ ‌ ​​‌‍‍‌‌‍​ ​ ‍ ‌ ​​‌‍​‌‌ ‌​‌‍‍​​ ‌‌‍ ‍‌‍​‌‌‍ ‌‌‍‌‌​ ‌‍​‍‌‍​‌‌ ​ ‌‍‌‌‌‌‌‌‌ ​‍‌‍ ​​ ‌‌‍‍​‌ ‌​‌ ‌​‌ ​​​‍‌‌​ ​ ‌​​‌​‍‌‌​ ​‍‌​‌‍​‍‌‌​ ​‍‌​‌‍‌‍ ​‌‍ ‌‍​ ‌‍​‌‌‍ ​‌‍‍​‌‍ ‌ ​ ‌ ‌​​‍‌‌​ ​ ‌​​‌​ ​ ​ ​ ​ ​ ​ ​ ​‍‌‍‌‍‍‌‌‍‌​​ ‌​ ​‌​ ​‌​ ‌‌​ ‌‌‌‍​‍‌‍​‍​ ‌‌‌‍​‍​‍ ‌‌‍​ ​ ‌‌​ ​‌​ ‍‌​‍ ‌​ ‌​‌‍​ ​ ‌‍‌‍​‍​‍ ‌‌‍​‍​ ‍​​ ‌‍​ ‌​​‍ ‌​ ‌‍​ ‍​​ ‌‌‌‍‌​​ ​​‌‍​ ​ ‍​‌‍​‍‌‍​ ​ ‌ ‌‍‌‌​ ‌​​‍‌‍‌ ‌​‌ ‍‌‌ ​​‌‍‌‌​ ‌‌ ‌​‌‍ ‌ ​​‌‍‍‌‌‍​ ​‍‌‍‌ ​​‌‍​‌‌ ‌​‌‍‍​​ ‌‌‍ ‍‌‍​‌‌‍ ‌‌‍‌‌​‍‌‍‌ ​​‌‍‌‌‌ ​‍‌ ​ ‌ ​​‌‍‌‌‌‍​ ‌ ‌​‌‍‍‌‌ ‌‍‌‍‌‌​ ‌‌ ​​‌ ‌‌‌‍​‍‌‍ ​‌‍‍‌‌ ​ ‌‍‍​‌‍‌‌‌‍‌​​‍​‍‌ ‌
International Trade & Policy​​​​‌ ‍ ​‍​‍‌‍ ‌ ​‍‌‍‍‌‌‍‌ ‌‍‍‌‌‍ ‍​‍​‍​ ‍‍​‍​‍‌ ​ ‌‍​‌‌‍ ‍‌‍‍‌‌ ‌​‌ ‍‌​‍ ‍‌‍‍‌‌‍ ​‍​‍​‍ ​​‍​‍‌‍‍​‌ ​‍‌‍‌‌‌‍‌‍​‍​‍​ ‍‍​‍​‍‌‍‍​‌ ‌​‌ ‌​‌ ​​​ ‍‍​‍ ​‍ ‌‍ ​‌‍ ‌‍​ ‌‍​‌‌‍ ​‌‍‍​‌‍ ‌ ​ ‌ ‌​​ ‍‍​ ​ ​ ​ ​ ​ ​ ​ ​‍ ‌‍‍‌‌‍ ‍‌ ‌​‌‍‌‌‌‍ ‍‌ ‌​​‍ ‌‍‌‌‌‍‌​‌‍‍‌‌ ‌​​‍ ‌‍ ‌‌‍ ‌‍‌​‌‍‌‌​ ‌‌ ​​‌ ​‍‌‍‌‌‌ ​ ‌‍‌‌‌‍ ‍‌ ‌​‌‍​‌‌ ‌​‌‍‍‌‌‍ ‌‍ ‍​ ‍ ‌‍‍‌‌‍‌​​ ‌​ ‍‌​ ‍​​ ​ ‌‍‌‍​ ‍‌​ ‍​​ ‍‌‌‍‌‍​‍ ‌​ ‌ ​ ​‌‌‍‌‌​ ‌‍​‍ ‌​ ‌​‌‍​‍​ ‌‌​ ​‍​‍ ‌‌‍​‍​ ​ ‌‍‌‌​ ​ ​‍ ‌​ ‍‌​ ‌‍‌‍‌​‌‍​‌‌‍​‍​ ​​​ ‌​​ ‌‌​ ​‌​ ‍​​ ​​‌‍‌‌​ ‍ ‌ ‌​‌ ‍‌‌ ​​‌‍‌‌​ ‌‌ ‌​‌‍ ‌ ​​‌‍‍‌‌‍​ ​ ‍ ‌ ​​‌‍​‌‌ ‌​‌‍‍​​ ‌‌‍ ‍‌‍​‌‌‍ ‌‌‍‌‌​ ‌‍​‍‌‍​‌‌ ​ ‌‍‌‌‌‌‌‌‌ ​‍‌‍ ​​ ‌‌‍‍​‌ ‌​‌ ‌​‌ ​​​‍‌‌​ ​ ‌​​‌​‍‌‌​ ​‍‌​‌‍​‍‌‌​ ​‍‌​‌‍‌‍ ​‌‍ ‌‍​ ‌‍​‌‌‍ ​‌‍‍​‌‍ ‌ ​ ‌ ‌​​‍‌‌​ ​ ‌​​‌​ ​ ​ ​ ​ ​ ​ ​ ​‍‌‍‌‍‍‌‌‍‌​​ ‌​ ‍‌​ ‍​​ ​ ‌‍‌‍​ ‍‌​ ‍​​ ‍‌‌‍‌‍​‍ ‌​ ‌ ​ ​‌‌‍‌‌​ ‌‍​‍ ‌​ ‌​‌‍​‍​ ‌‌​ ​‍​‍ ‌‌‍​‍​ ​ ‌‍‌‌​ ​ ​‍ ‌​ ‍‌​ ‌‍‌‍‌​‌‍​‌‌‍​‍​ ​​​ ‌​​ ‌‌​ ​‌​ ‍​​ ​​‌‍‌‌​‍‌‍‌ ‌​‌ ‍‌‌ ​​‌‍‌‌​ ‌‌ ‌​‌‍ ‌ ​​‌‍‍‌‌‍​ ​‍‌‍‌ ​​‌‍​‌‌ ‌​‌‍‍​​ ‌‌‍ ‍‌‍​‌‌‍ ‌‌‍‌‌​‍‌‍‌ ​​‌‍‌‌‌ ​‍‌ ​ ‌ ​​‌‍‌‌‌‍​ ‌ ‌​‌‍‍‌‌ ‌‍‌‍‌‌​ ‌‌ ​​‌ ‌‌‌‍​‍‌‍ ​‌‍‍‌‌ ​ ‌‍‍​‌‍‌‌‌‍‌​​‍​‍‌ ‌
Green Metals​​​​‌ ‍ ​‍​‍‌‍ ‌ ​‍‌‍‍‌‌‍‌ ‌‍‍‌‌‍ ‍​‍​‍​ ‍‍​‍​‍‌ ​ ‌‍​‌‌‍ ‍‌‍‍‌‌ ‌​‌ ‍‌​‍ ‍‌‍‍‌‌‍ ​‍​‍​‍ ​​‍​‍‌‍‍​‌ ​‍‌‍‌‌‌‍‌‍​‍​‍​ ‍‍​‍​‍‌‍‍​‌ ‌​‌ ‌​‌ ​​​ ‍‍​‍ ​‍ ‌‍ ​‌‍ ‌‍​ ‌‍​‌‌‍ ​‌‍‍​‌‍ ‌ ​ ‌ ‌​​ ‍‍​ ​ ​ ​ ​ ​ ​ ​ ​‍ ‌‍‍‌‌‍ ‍‌ ‌​‌‍‌‌‌‍ ‍‌ ‌​​‍ ‌‍‌‌‌‍‌​‌‍‍‌‌ ‌​​‍ ‌‍ ‌‌‍ ‌‍‌​‌‍‌‌​ ‌‌ ​​‌ ​‍‌‍‌‌‌ ​ ‌‍‌‌‌‍ ‍‌ ‌​‌‍​‌‌ ‌​‌‍‍‌‌‍ ‌‍ ‍​ ‍ ‌‍‍‌‌‍‌​​ ‌‌‍​‍‌‍​‌‌‍‌‍​ ‍‌‌‍​ ​ ‌‌​ ‌‌‌‍‌​​‍ ‌‌‍‌‍​ ‌‍‌‍‌‌‌‍‌​​‍ ‌​ ‌​‌‍​ ​ ‌​‌‍​ ​‍ ‌​ ‍​‌‍​ ‌‍‌‍‌‍‌‍​‍ ‌​ ​ ​ ‌ ​ ‍​‌‍​‌​ ‌ ​ ​ ​ ​ ​ ‌‍​ ‌ ‌‍​‌​ ‍​‌‍​ ​ ‍ ‌ ‌​‌ ‍‌‌ ​​‌‍‌‌​ ‌‌ ‌​‌‍ ‌ ​​‌‍‍‌‌‍​ ​ ‍ ‌ ​​‌‍​‌‌ ‌​‌‍‍​​ ‌‌‍ ‍‌‍​‌‌‍ ‌‌‍‌‌​ ‌‍​‍‌‍​‌‌ ​ ‌‍‌‌‌‌‌‌‌ ​‍‌‍ ​​ ‌‌‍‍​‌ ‌​‌ ‌​‌ ​​​‍‌‌​ ​ ‌​​‌​‍‌‌​ ​‍‌​‌‍​‍‌‌​ ​‍‌​‌‍‌‍ ​‌‍ ‌‍​ ‌‍​‌‌‍ ​‌‍‍​‌‍ ‌ ​ ‌ ‌​​‍‌‌​ ​ ‌​​‌​ ​ ​ ​ ​ ​ ​ ​ ​‍‌‍‌‍‍‌‌‍‌​​ ‌‌‍​‍‌‍​‌‌‍‌‍​ ‍‌‌‍​ ​ ‌‌​ ‌‌‌‍‌​​‍ ‌‌‍‌‍​ ‌‍‌‍‌‌‌‍‌​​‍ ‌​ ‌​‌‍​ ​ ‌​‌‍​ ​‍ ‌​ ‍​‌‍​ ‌‍‌‍‌‍‌‍​‍ ‌​ ​ ​ ‌ ​ ‍​‌‍​‌​ ‌ ​ ​ ​ ​ ​ ‌‍​ ‌ ‌‍​‌​ ‍​‌‍​ ​‍‌‍‌ ‌​‌ ‍‌‌ ​​‌‍‌‌​ ‌‌ ‌​‌‍ ‌ ​​‌‍‍‌‌‍​ ​‍‌‍‌ ​​‌‍​‌‌ ‌​‌‍‍​​ ‌‌‍ ‍‌‍​‌‌‍ ‌‌‍‌‌​‍‌‍‌ ​​‌‍‌‌‌ ​‍‌ ​ ‌ ​​‌‍‌‌‌‍​ ‌ ‌​‌‍‍‌‌ ‌‍‌‍‌‌​ ‌‌ ​​‌ ‌‌‌‍​‍‌‍ ​‌‍‍‌‌ ​ ‌‍‍​‌‍‌‌‌‍‌​​‍​‍‌ ‌
Green Carbon​​​​‌ ‍ ​‍​‍‌‍ ‌ ​‍‌‍‍‌‌‍‌ ‌‍‍‌‌‍ ‍​‍​‍​ ‍‍​‍​‍‌ ​ ‌‍​‌‌‍ ‍‌‍‍‌‌ ‌​‌ ‍‌​‍ ‍‌‍‍‌‌‍ ​‍​‍​‍ ​​‍​‍‌‍‍​‌ ​‍‌‍‌‌‌‍‌‍​‍​‍​ ‍‍​‍​‍‌‍‍​‌ ‌​‌ ‌​‌ ​​​ ‍‍​‍ ​‍ ‌‍ ​‌‍ ‌‍​ ‌‍​‌‌‍ ​‌‍‍​‌‍ ‌ ​ ‌ ‌​​ ‍‍​ ​ ​ ​ ​ ​ ​ ​ ​‍ ‌‍‍‌‌‍ ‍‌ ‌​‌‍‌‌‌‍ ‍‌ ‌​​‍ ‌‍‌‌‌‍‌​‌‍‍‌‌ ‌​​‍ ‌‍ ‌‌‍ ‌‍‌​‌‍‌‌​ ‌‌ ​​‌ ​‍‌‍‌‌‌ ​ ‌‍‌‌‌‍ ‍‌ ‌​‌‍​‌‌ ‌​‌‍‍‌‌‍ ‌‍ ‍​ ‍ ‌‍‍‌‌‍‌​​ ‌​ ‌‌‌‍​ ​ ‍​​ ​‌​ ‌‍‌‍‌​‌‍​‍‌‍‌‌​‍ ‌​ ​‍‌‍​ ​ ‌‌‌‍‌‌​‍ ‌​ ‌​​ ‌​​ ‌‌​ ‍​​‍ ‌​ ‍‌​ ​ ‌‍​ ‌‍‌‍​‍ ‌‌‍‌‍‌‍‌​‌‍​‍‌‍​‍‌‍‌‌​ ‍​​ ​​​ ‌​‌‍​‍​ ‍​​ ‌‌‌‍​ ​ ‍ ‌ ‌​‌ ‍‌‌ ​​‌‍‌‌​ ‌‌ ‌​‌‍ ‌ ​​‌‍‍‌‌‍​ ​ ‍ ‌ ​​‌‍​‌‌ ‌​‌‍‍​​ ‌‌‍ ‍‌‍​‌‌‍ ‌‌‍‌‌​ ‌‍​‍‌‍​‌‌ ​ ‌‍‌‌‌‌‌‌‌ ​‍‌‍ ​​ ‌‌‍‍​‌ ‌​‌ ‌​‌ ​​​‍‌‌​ ​ ‌​​‌​‍‌‌​ ​‍‌​‌‍​‍‌‌​ ​‍‌​‌‍‌‍ ​‌‍ ‌‍​ ‌‍​‌‌‍ ​‌‍‍​‌‍ ‌ ​ ‌ ‌​​‍‌‌​ ​ ‌​​‌​ ​ ​ ​ ​ ​ ​ ​ ​‍‌‍‌‍‍‌‌‍‌​​ ‌​ ‌‌‌‍​ ​ ‍​​ ​‌​ ‌‍‌‍‌​‌‍​‍‌‍‌‌​‍ ‌​ ​‍‌‍​ ​ ‌‌‌‍‌‌​‍ ‌​ ‌​​ ‌​​ ‌‌​ ‍​​‍ ‌​ ‍‌​ ​ ‌‍​ ‌‍‌‍​‍ ‌‌‍‌‍‌‍‌​‌‍​‍‌‍​‍‌‍‌‌​ ‍​​ ​​​ ‌​‌‍​‍​ ‍​​ ‌‌‌‍​ ​‍‌‍‌ ‌​‌ ‍‌‌ ​​‌‍‌‌​ ‌‌ ‌​‌‍ ‌ ​​‌‍‍‌‌‍​ ​‍‌‍‌ ​​‌‍​‌‌ ‌​‌‍‍​​ ‌‌‍ ‍‌‍​‌‌‍ ‌‌‍‌‌​‍‌‍‌ ​​‌‍‌‌‌ ​‍‌ ​ ‌ ​​‌‍‌‌‌‍​ ‌ ‌​‌‍‍‌‌ ‌‍‌‍‌‌​ ‌‌ ​​‌ ‌‌‌‍​‍‌‍ ​‌‍‍‌‌ ​ ‌‍‍​‌‍‌‌‌‍‌​​‍​‍‌ ‌
Energy​​​​‌ ‍ ​‍​‍‌‍ ‌ ​‍‌‍‍‌‌‍‌ ‌‍‍‌‌‍ ‍​‍​‍​ ‍‍​‍​‍‌ ​ ‌‍​‌‌‍ ‍‌‍‍‌‌ ‌​‌ ‍‌​‍ ‍‌‍‍‌‌‍ ​‍​‍​‍ ​​‍​‍‌‍‍​‌ ​‍‌‍‌‌‌‍‌‍​‍​‍​ ‍‍​‍​‍‌‍‍​‌ ‌​‌ ‌​‌ ​​​ ‍‍​‍ ​‍ ‌‍ ​‌‍ ‌‍​ ‌‍​‌‌‍ ​‌‍‍​‌‍ ‌ ​ ‌ ‌​​ ‍‍​ ​ ​ ​ ​ ​ ​ ​ ​‍ ‌‍‍‌‌‍ ‍‌ ‌​‌‍‌‌‌‍ ‍‌ ‌​​‍ ‌‍‌‌‌‍‌​‌‍‍‌‌ ‌​​‍ ‌‍ ‌‌‍ ‌‍‌​‌‍‌‌​ ‌‌ ​​‌ ​‍‌‍‌‌‌ ​ ‌‍‌‌‌‍ ‍‌ ‌​‌‍​‌‌ ‌​‌‍‍‌‌‍ ‌‍ ‍​ ‍ ‌‍‍‌‌‍‌​​ ‌‌‍‌‌​ ​ ‌‍‌‌​ ‌ ​ ‌​​ ‍​​ ‌​​ ‌​​‍ ‌​ ​‌‌‍‌‌‌‍‌‌​ ‍​​‍ ‌​ ‌​​ ​‍‌‍‌‍​ ​‍​‍ ‌‌‍​‌‌‍​ ‌‍​‌​ ​ ​‍ ‌​ ‍​‌‍​‌​ ‌‍‌‍​‌​ ​ ​ ​ ​ ‌​‌‍‌‍​ ‌​​ ​‌‌‍​‌​ ‍​​ ‍ ‌ ‌​‌ ‍‌‌ ​​‌‍‌‌​ ‌‌ ‌​‌‍ ‌ ​​‌‍‍‌‌‍​ ​ ‍ ‌ ​​‌‍​‌‌ ‌​‌‍‍​​ ‌‌‍ ‍‌‍​‌‌‍ ‌‌‍‌‌​ ‌‍​‍‌‍​‌‌ ​ ‌‍‌‌‌‌‌‌‌ ​‍‌‍ ​​ ‌‌‍‍​‌ ‌​‌ ‌​‌ ​​​‍‌‌​ ​ ‌​​‌​‍‌‌​ ​‍‌​‌‍​‍‌‌​ ​‍‌​‌‍‌‍ ​‌‍ ‌‍​ ‌‍​‌‌‍ ​‌‍‍​‌‍ ‌ ​ ‌ ‌​​‍‌‌​ ​ ‌​​‌​ ​ ​ ​ ​ ​ ​ ​ ​‍‌‍‌‍‍‌‌‍‌​​ ‌‌‍‌‌​ ​ ‌‍‌‌​ ‌ ​ ‌​​ ‍​​ ‌​​ ‌​​‍ ‌​ ​‌‌‍‌‌‌‍‌‌​ ‍​​‍ ‌​ ‌​​ ​‍‌‍‌‍​ ​‍​‍ ‌‌‍​‌‌‍​ ‌‍​‌​ ​ ​‍ ‌​ ‍​‌‍​‌​ ‌‍‌‍​‌​ ​ ​ ​ ​ ‌​‌‍‌‍​ ‌​​ ​‌‌‍​‌​ ‍​​‍‌‍‌ ‌​‌ ‍‌‌ ​​‌‍‌‌​ ‌‌ ‌​‌‍ ‌ ​​‌‍‍‌‌‍​ ​‍‌‍‌ ​​‌‍​‌‌ ‌​‌‍‍​​ ‌‌‍ ‍‌‍​‌‌‍ ‌‌‍‌‌​‍‌‍‌ ​​‌‍‌‌‌ ​‍‌ ​ ‌ ​​‌‍‌‌‌‍​ ‌ ‌​‌‍‍‌‌ ‌‍‌‍‌‌​ ‌‌ ​​‌ ‌‌‌‍​‍‌‍ ​‌‍‍‌‌ ​ ‌‍‍​‌‍‌‌‌‍‌​​‍​‍‌ ‌
Policy​​​​‌ ‍ ​‍​‍‌‍ ‌ ​‍‌‍‍‌‌‍‌ ‌‍‍‌‌‍ ‍​‍​‍​ ‍‍​‍​‍‌ ​ ‌‍​‌‌‍ ‍‌‍‍‌‌ ‌​‌ ‍‌​‍ ‍‌‍‍‌‌‍ ​‍​‍​‍ ​​‍​‍‌‍‍​‌ ​‍‌‍‌‌‌‍‌‍​‍​‍​ ‍‍​‍​‍‌‍‍​‌ ‌​‌ ‌​‌ ​​​ ‍‍​‍ ​‍ ‌‍ ​‌‍ ‌‍​ ‌‍​‌‌‍ ​‌‍‍​‌‍ ‌ ​ ‌ ‌​​ ‍‍​ ​ ​ ​ ​ ​ ​ ​ ​‍ ‌‍‍‌‌‍ ‍‌ ‌​‌‍‌‌‌‍ ‍‌ ‌​​‍ ‌‍‌‌‌‍‌​‌‍‍‌‌ ‌​​‍ ‌‍ ‌‌‍ ‌‍‌​‌‍‌‌​ ‌‌ ​​‌ ​‍‌‍‌‌‌ ​ ‌‍‌‌‌‍ ‍‌ ‌​‌‍​‌‌ ‌​‌‍‍‌‌‍ ‌‍ ‍​ ‍ ‌‍‍‌‌‍‌​​ ‌​ ‍​‌‍​ ‌‍​‌‌‍​ ‌‍​‍​ ​‍‌‍​‍​ ‌‍​‍ ‌‌‍​ ​ ‌ ​ ‌ ​ ‌‌​‍ ‌​ ‌​‌‍‌​‌‍​‌​ ‍‌​‍ ‌​ ‍​‌‍​‍​ ‌‍‌‍‌‍​‍ ‌​ ‌​​ ​ ‌‍​ ​ ‌ ​ ‌ ‌‍‌‍‌‍‌‌​ ‌‍‌‍​‍‌‍‌‌​ ‍‌​ ​ ​ ‍ ‌ ‌​‌ ‍‌‌ ​​‌‍‌‌​ ‌‌ ‌​‌‍ ‌ ​​‌‍‍‌‌‍​ ​ ‍ ‌ ​​‌‍​‌‌ ‌​‌‍‍​​ ‌‌‍ ‍‌‍​‌‌‍ ‌‌‍‌‌​ ‌‍​‍‌‍​‌‌ ​ ‌‍‌‌‌‌‌‌‌ ​‍‌‍ ​​ ‌‌‍‍​‌ ‌​‌ ‌​‌ ​​​‍‌‌​ ​ ‌​​‌​‍‌‌​ ​‍‌​‌‍​‍‌‌​ ​‍‌​‌‍‌‍ ​‌‍ ‌‍​ ‌‍​‌‌‍ ​‌‍‍​‌‍ ‌ ​ ‌ ‌​​‍‌‌​ ​ ‌​​‌​ ​ ​ ​ ​ ​ ​ ​ ​‍‌‍‌‍‍‌‌‍‌​​ ‌​ ‍​‌‍​ ‌‍​‌‌‍​ ‌‍​‍​ ​‍‌‍​‍​ ‌‍​‍ ‌‌‍​ ​ ‌ ​ ‌ ​ ‌‌​‍ ‌​ ‌​‌‍‌​‌‍​‌​ ‍‌​‍ ‌​ ‍​‌‍​‍​ ‌‍‌‍‌‍​‍ ‌​ ‌​​ ​ ‌‍​ ​ ‌ ​ ‌ ‌‍‌‍‌‍‌‌​ ‌‍‌‍​‍‌‍‌‌​ ‍‌​ ​ ​‍‌‍‌ ‌​‌ ‍‌‌ ​​‌‍‌‌​ ‌‌ ‌​‌‍ ‌ ​​‌‍‍‌‌‍​ ​‍‌‍‌ ​​‌‍​‌‌ ‌​‌‍‍​​ ‌‌‍ ‍‌‍​‌‌‍ ‌‌‍‌‌​‍‌‍‌ ​​‌‍‌‌‌ ​‍‌ ​ ‌ ​​‌‍‌‌‌‍​ ‌ ‌​‌‍‍‌‌ ‌‍‌‍‌‌​ ‌‌ ​​‌ ‌‌‌‍​‍‌‍ ​‌‍‍‌‌ ​ ‌‍‍​‌‍‌‌‌‍‌​​‍​‍‌ ‌
Emissions Monitoring​​​​‌ ‍ ​‍​‍‌‍ ‌ ​‍‌‍‍‌‌‍‌ ‌‍‍‌‌‍ ‍​‍​‍​ ‍‍​‍​‍‌ ​ ‌‍​‌‌‍ ‍‌‍‍‌‌ ‌​‌ ‍‌​‍ ‍‌‍‍‌‌‍ ​‍​‍​‍ ​​‍​‍‌‍‍​‌ ​‍‌‍‌‌‌‍‌‍​‍​‍​ ‍‍​‍​‍‌‍‍​‌ ‌​‌ ‌​‌ ​​​ ‍‍​‍ ​‍ ‌‍ ​‌‍ ‌‍​ ‌‍​‌‌‍ ​‌‍‍​‌‍ ‌ ​ ‌ ‌​​ ‍‍​ ​ ​ ​ ​ ​ ​ ​ ​‍ ‌‍‍‌‌‍ ‍‌ ‌​‌‍‌‌‌‍ ‍‌ ‌​​‍ ‌‍‌‌‌‍‌​‌‍‍‌‌ ‌​​‍ ‌‍ ‌‌‍ ‌‍‌​‌‍‌‌​ ‌‌ ​​‌ ​‍‌‍‌‌‌ ​ ‌‍‌‌‌‍ ‍‌ ‌​‌‍​‌‌ ‌​‌‍‍‌‌‍ ‌‍ ‍​ ‍ ‌‍‍‌‌‍‌​​ ‌​ ‍​‌‍​‌‌‍‌‌‌‍‌‌‌‍​‌‌‍‌‍​ ​ ​ ​‌​‍ ‌​ ‍​‌‍‌‌​ ​ ​ ‌ ​‍ ‌​ ‌​​ ‌​​ ‌‍​ ​‍​‍ ‌‌‍​‍​ ​ ​ ‍​​ ​ ​‍ ‌​ ‍​‌‍‌​​ ‍‌‌‍​ ​ ​‍​ ‍‌‌‍‌‍​ ​​​ ‌‌‌‍‌‍​ ​‌​ ‌ ​ ‍ ‌ ‌​‌ ‍‌‌ ​​‌‍‌‌​ ‌‌ ‌​‌‍ ‌ ​​‌‍‍‌‌‍​ ​ ‍ ‌ ​​‌‍​‌‌ ‌​‌‍‍​​ ‌‌‍ ‍‌‍​‌‌‍ ‌‌‍‌‌​ ‌‍​‍‌‍​‌‌ ​ ‌‍‌‌‌‌‌‌‌ ​‍‌‍ ​​ ‌‌‍‍​‌ ‌​‌ ‌​‌ ​​​‍‌‌​ ​ ‌​​‌​‍‌‌​ ​‍‌​‌‍​‍‌‌​ ​‍‌​‌‍‌‍ ​‌‍ ‌‍​ ‌‍​‌‌‍ ​‌‍‍​‌‍ ‌ ​ ‌ ‌​​‍‌‌​ ​ ‌​​‌​ ​ ​ ​ ​ ​ ​ ​ ​‍‌‍‌‍‍‌‌‍‌​​ ‌​ ‍​‌‍​‌‌‍‌‌‌‍‌‌‌‍​‌‌‍‌‍​ ​ ​ ​‌​‍ ‌​ ‍​‌‍‌‌​ ​ ​ ‌ ​‍ ‌​ ‌​​ ‌​​ ‌‍​ ​‍​‍ ‌‌‍​‍​ ​ ​ ‍​​ ​ ​‍ ‌​ ‍​‌‍‌​​ ‍‌‌‍​ ​ ​‍​ ‍‌‌‍‌‍​ ​​​ ‌‌‌‍‌‍​ ​‌​ ‌ ​‍‌‍‌ ‌​‌ ‍‌‌ ​​‌‍‌‌​ ‌‌ ‌​‌‍ ‌ ​​‌‍‍‌‌‍​ ​‍‌‍‌ ​​‌‍​‌‌ ‌​‌‍‍​​ ‌‌‍ ‍‌‍​‌‌‍ ‌‌‍‌‌​‍‌‍‌ ​​‌‍‌‌‌ ​‍‌ ​ ‌ ​​‌‍‌‌‌‍​ ‌ ‌​‌‍‍‌‌ ‌‍‌‍‌‌​ ‌‌ ​​‌ ‌‌‌‍​‍‌‍ ​‌‍‍‌‌ ​ ‌‍‍​‌‍‌‌‌‍‌​​‍​‍‌ ‌
Type Show
Year Show
Analysis
How Australia can break its foreign fuel dependence​​​​‌ ‍ ​‍​‍‌‍ ‌ ​‍‌‍‍‌‌‍‌ ‌‍‍‌‌‍ ‍​‍​‍​ ‍‍​‍​‍‌ ​ ‌‍​‌‌‍ ‍‌‍‍‌‌ ‌​‌ ‍‌​‍ ‍‌‍‍‌‌‍ ​‍​‍​‍ ​​‍​‍‌‍‍​‌ ​‍‌‍‌‌‌‍‌‍​‍​‍​ ‍‍​‍​‍‌‍‍​‌ ‌​‌ ‌​‌ ​​​ ‍‍​‍ ​‍ ‌‍ ​‌‍ ‌‍​ ‌‍​‌‌‍ ​‌‍‍​‌‍ ‌ ​ ‌ ‌​​ ‍‍​ ​ ​ ​ ​ ​ ​ ​ ​‍ ‌‍‍‌‌‍ ‍‌ ‌​‌‍‌‌‌‍ ‍‌ ‌​​‍ ‌‍‌‌‌‍‌​‌‍‍‌‌ ‌​​‍ ‌‍ ‌‌‍ ‌‍‌​‌‍‌‌​ ‌‌ ​​‌ ​‍‌‍‌‌‌ ​ ‌‍‌‌‌‍ ‍‌ ‌​‌‍​‌‌ ‌​‌‍‍‌‌‍ ‌‍ ‍​ ‍ ‌‍‍‌‌‍‌​​ ‌​ ‌ ​ ‍‌​ ‌‍​ ​‌​ ‌‌​ ​‍​ ​‌‌‍​‍​‍ ‌​ ‌ ​ ​‍​ ​‌​ ‍​​‍ ‌​ ‌​​ ‌‍​ ‌ ​ ​‍​‍ ‌‌‍​‌‌‍‌​​ ​ ​ ‍‌​‍ ‌​ ​‍‌‍‌​​ ‌‍‌‍‌‌‌‍​ ‌‍​‌‌‍​‌​ ​​​ ​‍‌‍​ ​ ​‍​ ‍‌​ ‍ ‌ ‌​‌ ‍‌‌ ​​‌‍‌‌​ ‌‌ ‌ ‌‍ ‌ ​‍‌‍‍ ​ ‍ ‌ ​​‌‍​‌‌ ‌​‌‍‍​​ ‌‌ ‌​‌‍‍‌‌ ‌​‌‍ ​‌‍‌‌​ ‌‍​‍‌‍​‌‌ ​ ‌‍‌‌‌‌‌‌‌ ​‍‌‍ ​​ ‌‌‍‍​‌ ‌​‌ ‌​‌ ​​​‍‌‌​ ​ ‌​​‌​‍‌‌​ ​‍‌​‌‍​‍‌‌​ ​‍‌​‌‍‌‍ ​‌‍ ‌‍​ ‌‍​‌‌‍ ​‌‍‍​‌‍ ‌ ​ ‌ ‌​​‍‌‌​ ​ ‌​​‌​ ​ ​ ​ ​ ​ ​ ​ ​‍‌‍‌‍‍‌‌‍‌​​ ‌​ ‌ ​ ‍‌​ ‌‍​ ​‌​ ‌‌​ ​‍​ ​‌‌‍​‍​‍ ‌​ ‌ ​ ​‍​ ​‌​ ‍​​‍ ‌​ ‌​​ ‌‍​ ‌ ​ ​‍​‍ ‌‌‍​‌‌‍‌​​ ​ ​ ‍‌​‍ ‌​ ​‍‌‍‌​​ ‌‍‌‍‌‌‌‍​ ‌‍​‌‌‍​‌​ ​​​ ​‍‌‍​ ​ ​‍​ ‍‌​‍‌‍‌ ‌​‌ ‍‌‌ ​​‌‍‌‌​ ‌‌ ‌ ‌‍ ‌ ​‍‌‍‍ ​‍‌‍‌ ​​‌‍​‌‌ ‌​‌‍‍​​ ‌‌ ‌​‌‍‍‌‌ ‌​‌‍ ​‌‍‌‌​‍‌‍‌ ​​‌‍‌‌‌ ​‍‌ ​ ‌ ​​‌‍‌‌‌‍​ ‌ ‌​‌‍‍‌‌ ‌‍‌‍‌‌​ ‌‌ ​​‌ ‌‌‌‍​‍‌‍ ​‌‍‍‌‌ ​ ‌‍‍​‌‍‌‌‌‍‌​​‍​‍‌ ‌
Australia can lift its fuel security from 17 per cent today to 87 per cent in 2040 by focusing efforts on electrification and low-carbon liquid fuels.​​​​‌
Sam Burt​​​​‌ ‍ ​‍​‍‌‍ ‌ ​‍‌‍‍‌‌‍‌ ‌‍‍‌‌‍ ‍​‍​‍​ ‍‍​‍​‍‌ ​ ‌‍​‌‌‍ ‍‌‍‍‌‌ ‌​‌ ‍‌​‍ ‍‌‍‍‌‌‍ ​‍​‍​‍ ​​‍​‍‌‍‍​‌ ​‍‌‍‌‌‌‍‌‍​‍​‍​ ‍‍​‍​‍‌‍‍​‌ ‌​‌ ‌​‌ ​​​ ‍‍​‍ ​‍ ‌‍ ​‌‍ ‌‍​ ‌‍​‌‌‍ ​‌‍‍​‌‍ ‌ ​ ‌ ‌​​ ‍‍​ ​ ​ ​ ​ ​ ​ ​ ​‍ ‌‍‍‌‌‍ ‍‌ ‌​‌‍‌‌‌‍ ‍‌ ‌​​‍ ‌‍‌‌‌‍‌​‌‍‍‌‌ ‌​​‍ ‌‍ ‌‌‍ ‌‍‌​‌‍‌‌​ ‌‌ ​​‌ ​‍‌‍‌‌‌ ​ ‌‍‌‌‌‍ ‍‌ ‌​‌‍​‌‌ ‌​‌‍‍‌‌‍ ‌‍ ‍​ ‍ ‌‍‍‌‌‍‌​​ ‌​ ‌​​ ​‍‌‍‌​‌‍​‍​ ​ ‌‍​ ‌‍‌‍‌‍‌​​‍ ‌​ ‍​​ ​ ​ ​‌​ ​‌​‍ ‌​ ‌​​ ‍‌‌‍​‌‌‍​‍​‍ ‌​ ‍​​ ​ ​ ‌​‌‍‌‌​‍ ‌‌‍​‍‌‍‌‍‌‍‌​​ ‌‍‌‍​ ‌‍‌‌‌‍​‌​ ‌‍​ ​ ‌‍​‍​ ​ ​ ‌‌​ ‍ ‌ ‌​‌ ‍‌‌ ​​‌‍‌‌​ ‌‌‍​‌‌ ‌‌‌ ‌​‌‍‍​‌‍ ‌ ​‍​ ‍ ‌ ​​‌‍​‌‌ ‌​‌‍‍​​ ‌‌‍ ‍‌‍​‌‌‍ ‌‌‍‌‌​ ‌‍​‍‌‍​‌‌ ​ ‌‍‌‌‌‌‌‌‌ ​‍‌‍ ​​ ‌‌‍‍​‌ ‌​‌ ‌​‌ ​​​‍‌‌​ ​ ‌​​‌​‍‌‌​ ​‍‌​‌‍​‍‌‌​ ​‍‌​‌‍‌‍ ​‌‍ ‌‍​ ‌‍​‌‌‍ ​‌‍‍​‌‍ ‌ ​ ‌ ‌​​‍‌‌​ ​ ‌​​‌​ ​ ​ ​ ​ ​ ​ ​ ​‍‌‍‌‍‍‌‌‍‌​​ ‌​ ‌​​ ​‍‌‍‌​‌‍​‍​ ​ ‌‍​ ‌‍‌‍‌‍‌​​‍ ‌​ ‍​​ ​ ​ ​‌​ ​‌​‍ ‌​ ‌​​ ‍‌‌‍​‌‌‍​‍​‍ ‌​ ‍​​ ​ ​ ‌​‌‍‌‌​‍ ‌‌‍​‍‌‍‌‍‌‍‌​​ ‌‍‌‍​ ‌‍‌‌‌‍​‌​ ‌‍​ ​ ‌‍​‍​ ​ ​ ‌‌​‍‌‍‌ ‌​‌ ‍‌‌ ​​‌‍‌‌​ ‌‌‍​‌‌ ‌‌‌ ‌​‌‍‍​‌‍ ‌ ​‍​‍‌‍‌ ​​‌‍​‌‌ ‌​‌‍‍​​ ‌‌‍ ‍‌‍​‌‌‍ ‌‌‍‌‌​‍‌‍‌ ​​‌‍‌‌‌ ​‍‌ ​ ‌ ​​‌‍‌‌‌‍​ ‌ ‌​‌‍‍‌‌ ‌‍‌‍‌‌​ ‌‌ ​​‌ ‌‌‌‍​‍‌‍ ​‌‍‍‌‌ ​ ‌‍‍​‌‍‌‌‌‍‌​​‍​‍‌ ‌
&
Lauren Burns​​​​‌ ‍ ​‍​‍‌‍ ‌ ​‍‌‍‍‌‌‍‌ ‌‍‍‌‌‍ ‍​‍​‍​ ‍‍​‍​‍‌ ​ ‌‍​‌‌‍ ‍‌‍‍‌‌ ‌​‌ ‍‌​‍ ‍‌‍‍‌‌‍ ​‍​‍​‍ ​​‍​‍‌‍‍​‌ ​‍‌‍‌‌‌‍‌‍​‍​‍​ ‍‍​‍​‍‌‍‍​‌ ‌​‌ ‌​‌ ​​​ ‍‍​‍ ​‍ ‌‍ ​‌‍ ‌‍​ ‌‍​‌‌‍ ​‌‍‍​‌‍ ‌ ​ ‌ ‌​​ ‍‍​ ​ ​ ​ ​ ​ ​ ​ ​‍ ‌‍‍‌‌‍ ‍‌ ‌​‌‍‌‌‌‍ ‍‌ ‌​​‍ ‌‍‌‌‌‍‌​‌‍‍‌‌ ‌​​‍ ‌‍ ‌‌‍ ‌‍‌​‌‍‌‌​ ‌‌ ​​‌ ​‍‌‍‌‌‌ ​ ‌‍‌‌‌‍ ‍‌ ‌​‌‍​‌‌ ‌​‌‍‍‌‌‍ ‌‍ ‍​ ‍ ‌‍‍‌‌‍‌​​ ‌​ ​‌​ ‌ ‌‍‌‍​ ‍​‌‍‌‍​ ​‌​ ​​‌‍​ ​‍ ‌‌‍​‌​ ​​​ ‌‌​ ​ ​‍ ‌​ ‌​​ ‌‌​ ‌‌​ ​‍​‍ ‌​ ‍​‌‍​‌‌‍‌​‌‍‌‌​‍ ‌‌‍‌‌‌‍‌​‌‍​‍​ ‌‌‌‍​ ​ ​ ​ ‍​​ ‌‍​ ‌​​ ‌ ‌‍​‍‌‍​ ​ ‍ ‌ ‌​‌ ‍‌‌ ​​‌‍‌‌​ ‌‌‍​‌‌ ‌‌‌ ‌​‌‍‍​‌‍ ‌ ​‍​ ‍ ‌ ​​‌‍​‌‌ ‌​‌‍‍​​ ‌‌‍ ‍‌‍​‌‌‍ ‌‌‍‌‌​ ‌‍​‍‌‍​‌‌ ​ ‌‍‌‌‌‌‌‌‌ ​‍‌‍ ​​ ‌‌‍‍​‌ ‌​‌ ‌​‌ ​​​‍‌‌​ ​ ‌​​‌​‍‌‌​ ​‍‌​‌‍​‍‌‌​ ​‍‌​‌‍‌‍ ​‌‍ ‌‍​ ‌‍​‌‌‍ ​‌‍‍​‌‍ ‌ ​ ‌ ‌​​‍‌‌​ ​ ‌​​‌​ ​ ​ ​ ​ ​ ​ ​ ​‍‌‍‌‍‍‌‌‍‌​​ ‌​ ​‌​ ‌ ‌‍‌‍​ ‍​‌‍‌‍​ ​‌​ ​​‌‍​ ​‍ ‌‌‍​‌​ ​​​ ‌‌​ ​ ​‍ ‌​ ‌​​ ‌‌​ ‌‌​ ​‍​‍ ‌​ ‍​‌‍​‌‌‍‌​‌‍‌‌​‍ ‌‌‍‌‌‌‍‌​‌‍​‍​ ‌‌‌‍​ ​ ​ ​ ‍​​ ‌‍​ ‌​​ ‌ ‌‍​‍‌‍​ ​‍‌‍‌ ‌​‌ ‍‌‌ ​​‌‍‌‌​ ‌‌‍​‌‌ ‌‌‌ ‌​‌‍‍​‌‍ ‌ ​‍​‍‌‍‌ ​​‌‍​‌‌ ‌​‌‍‍​​ ‌‌‍ ‍‌‍​‌‌‍ ‌‌‍‌‌​‍‌‍‌ ​​‌‍‌‌‌ ​‍‌ ​ ‌ ​​‌‍‌‌‌‍​ ‌ ‌​‌‍‍‌‌ ‌‍‌‍‌‌​ ‌‌ ​​‌ ‌‌‌‍​‍‌‍ ​‌‍‍‌‌ ​ ‌‍‍​‌‍‌‌‌‍‌​​‍​‍‌ ‌